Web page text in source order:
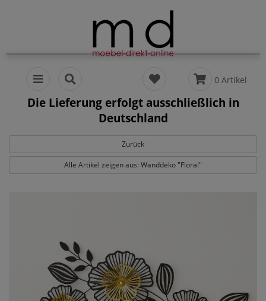
0 Artikel
Die Lieferung erfolgt ausschließlich in
Deutschland
Zurück
Alle Artikel zeigen aus: Wanddeko "Floral"